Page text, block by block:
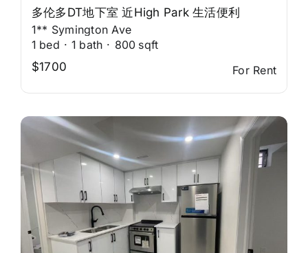
多伦多DT地下室 近High Park 生活便利
1** Symington Ave
1 bed · 1 bath · 800 sqft
$1700
For Rent